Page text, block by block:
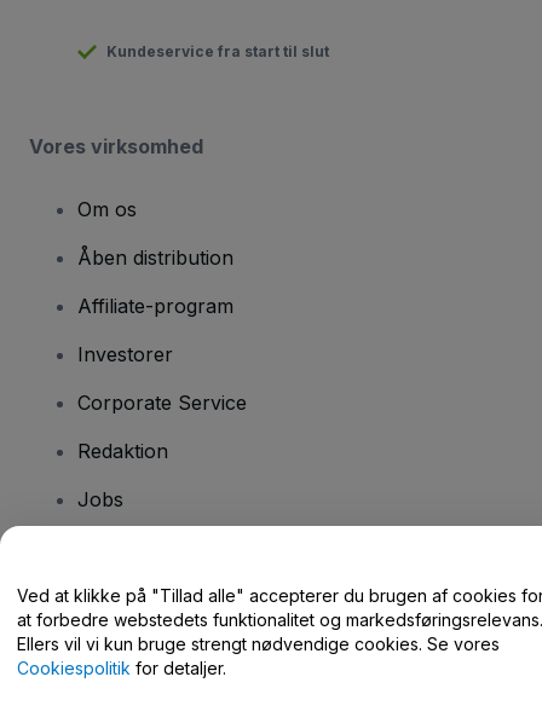
Kundeservice fra start til slut
Vores virksomhed
Om os
Åben distribution
Affiliate-program
Investorer
Corporate Service
Redaktion
Jobs
Har du spørgsmål?
Hjælpecenter / Kontakt os
Ved at klikke på "Tillad alle" accepterer du brugen af cookies
at forbedre webstedets funktionalitet og markedsføringsrelevans.
Ellers vil vi kun bruge strengt nødvendige cookies. Se vores
Cookiespolitik for detaljer.